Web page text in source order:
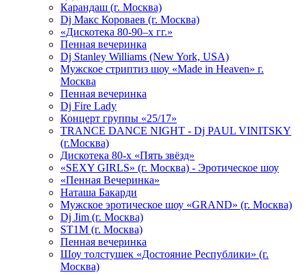
Карандаш (г. Москва)
Dj Макс Короваев (г. Москва)
«Дискотека 80-90–х гг.»
Пенная вечеринка
Dj Stanley Williams (New York, USA)
Мужское стриптиз шоу «Made in Heaven» г.
Москва
Пенная вечеринка
Dj Fire Lady
Концерт группы «25/17»
TRANCE DANCE NIGHT - Dj PAUL VINITSKY
(г.Москва)
Дискотека 80-х «Пять звёзд»
«SEXY GIRLS» (г. Москва) - Эротическое шоу
«Пенная Вечеринка»
Hаташа Бакарди
Мужское эротическое шоу «GRAND» (г. Москва)
Dj Jim (г. Москва)
ST1M (г. Москва)
Пенная вечеринка
Шоу толстушек «Достояние Республики» (г.
Москва)